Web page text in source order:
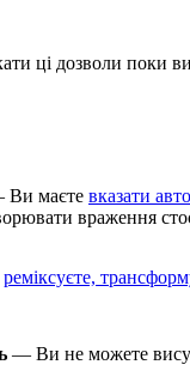
ці дозволи поки
маєте вказати
враження
реміксуєте,
— Ви не можете